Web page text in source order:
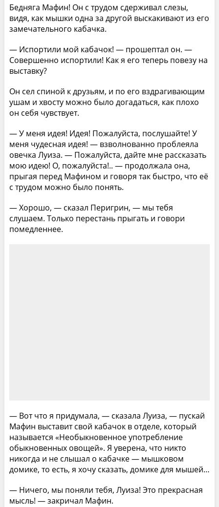
Бедняга Мафин! Он с трудом сдерживал слезы,
видя, как мышки одна за другой выскакивают из его
замечательного кабачка.
— Испортили мой кабачок! — прошептал он. —
Совершенно испортили! Как я его теперь повезу на
выставку?
Он сел спиной к друзьям, и по его вздрагивающим
ушам и хвосту можно было догадаться, как плохо
он себя чувствует.
— У меня идея! Идея! Пожалуйста, послушайте! У
меня чудесная идея! — взволнованно проблеяла
овечка Луиза. — Пожалуйста, дайте мне рассказать
мою идею! О, пожалуйста!.. — продолжала она,
прыгая перед Мафином и говоря так быстро, что её
с трудом можно было понять.
— Хорошо, — сказал Перигрин, — мы тебя
слушаем. Только перестань прыгать и говори
помедленнее.
— Вот что я придумала, — сказала Луиза, — пускай
Мафин выставит свой кабачок в отделе, который
называется «Необыкновенное употребление
обыкновенных овощей». Я уверена, что никто
никогда и не слышал о кабачке — мышковом
домике, то есть, я хочу сказать, домике для мышей…
— Ничего, мы поняли тебя, Луиза! Это прекрасная
мысль! — закричал Мафин.